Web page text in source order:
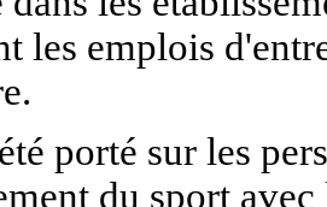
les emplois
porté sur les
du sport